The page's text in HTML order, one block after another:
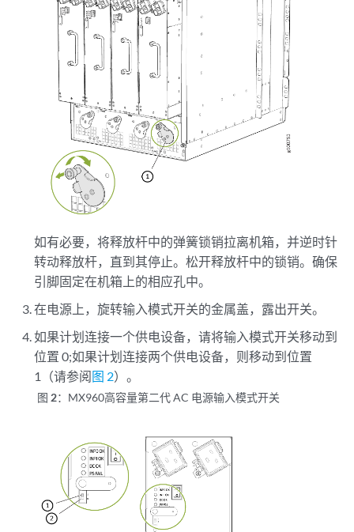
如有必要，将释放杆中的弹簧锁销拉离机箱，并逆时针
转动释放杆，直到其停止。松开释放杆中的锁销。确保
引脚固定在机箱上的相应孔中。
在电源上，旋转输入模式开关的金属盖，露出开关。
如果计划连接一个供电设备，请将输入模式开关移动到
位置 0;如果计划连接两个供电设备，则移动到位置
1（请参阅图 2）。
图 2： MX960高容量第二代 AC 电源输入模式开关